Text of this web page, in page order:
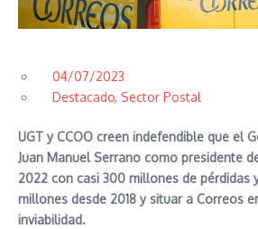
04/07/2023
Destacado, Sector Postal
UGT y CCOO creen indefendible que el
Juan Manuel Serrano como presidente
2022 con casi 300 millones de pérdidas
millones desde 2018 y situar a Correos
inviabilidad.